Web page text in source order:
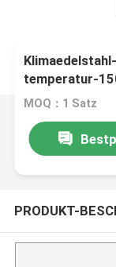
temperatur-
MOQ：1 Satz
PRODUKT-